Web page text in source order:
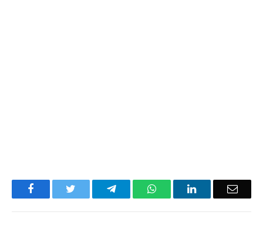
Facebook TelegramWhatsAppLinkedIn Email